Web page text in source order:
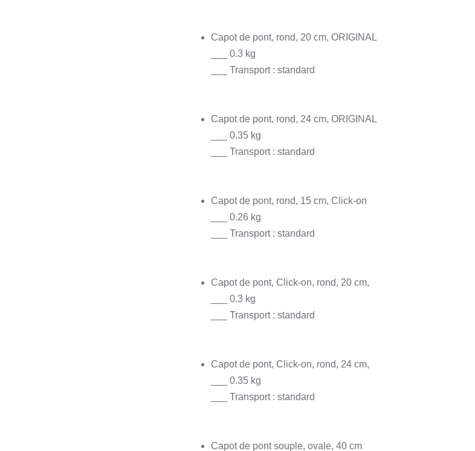
Capot de pont, rond, 20 cm, ORIGINAL
___ 0.3 kg
___ Transport : standard
Capot de pont, rond, 24 cm, ORIGINAL
___ 0.35 kg
___ Transport : standard
Capot de pont, rond, 15 cm, Click-on
___ 0.26 kg
___ Transport : standard
Capot de pont, Click-on, rond, 20 cm,
___ 0.3 kg
___ Transport : standard
Capot de pont, Click-on, rond, 24 cm,
___ 0.35 kg
___ Transport : standard
Capot de pont souple, ovale, 40 cm